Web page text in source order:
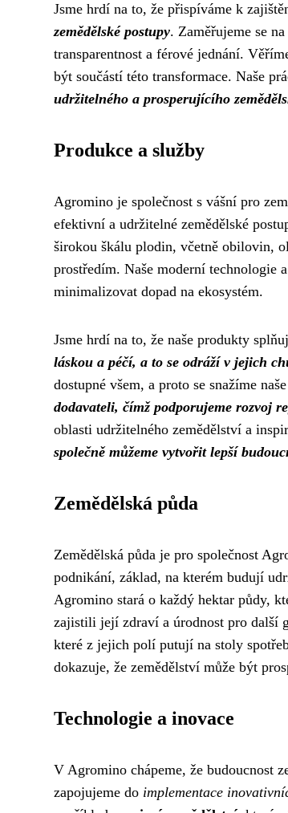
Jsme hrdí na to, že přispíváme k
zemědělské postupy. Zaměřujeme se
transparentnost a férové jednání.
být součástí této transformace. Naše
udržitelného a prosperujícího
Produkce a služby
Agromino je společnost s vášní pro
efektivní a udržitelné zemědělské
širokou škálu plodin, včetně obilovin,
prostředím. Naše moderní technologie
minimalizovat dopad na ekosystém.
Jsme hrdí na to, že naše produkty
láskou a péčí, a to se odráží v jejich
dostupné všem, a proto se snažíme
dodavateli, čímž podporujeme rozvoj
oblasti udržitelného zemědělství a
společně můžeme vytvořit lepší
Zemědělská půda
Zemědělská půda je pro společnost
podnikání, základ, na kterém budují
Agromino stará o každý hektar půdy,
zajistili její zdraví a úrodnost pro další
které z jejich polí putují na stoly
dokazuje, že zemědělství může být
Technologie a inovace
V Agromino chápeme, že budoucnost
zapojujeme do implementace